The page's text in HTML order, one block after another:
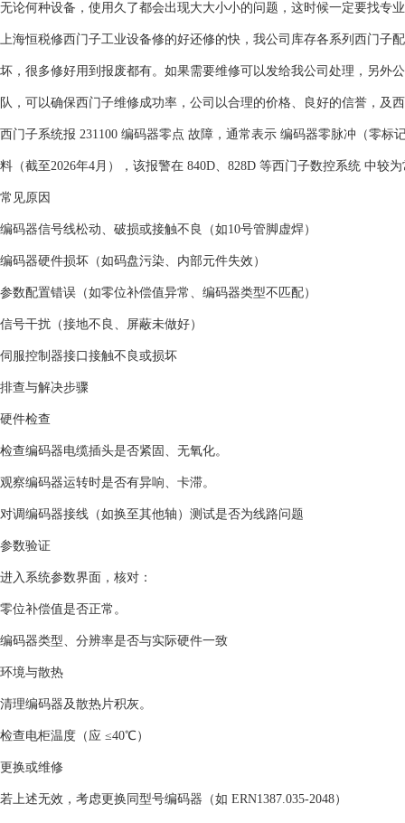
无论何种设备，使用久了都会出现大大小小的问题，这时候一定要找专
上海恒税修西门子工业设备修的好还修的快，我公司库存各系列西门子
坏，很多修好用到报废都有。如果需要维修可以发给我公司处理，另外
队，可以确保西门子维修成功率，公司以合理的价格、良好的信誉，及
西门子系统报 ‌231100 编码器零点‌ 故障，通常表示 ‌编码器零脉冲（零
料（截至2026年4月），该报警在 ‌840D、828D 等西门子数控系统‌ 中较
常见原因
‌编码器信号线松动、破损或接触不良‌（如10号管脚虚焊）‌
‌编码器硬件损坏‌（如码盘污染、内部元件失效）‌
‌参数配置错误‌（如零位补偿值异常、编码器类型不匹配）‌
‌信号干扰‌（接地不良、屏蔽未做好）‌
‌伺服控制器接口接触不良或损坏‌‌
排查与解决步骤
‌硬件检查‌
检查编码器电缆插头是否紧固、无氧化。
观察编码器运转时是否有异响、卡滞。
对调编码器接线（如换至其他轴）测试是否为线路问题‌
‌参数验证‌
进入系统参数界面，核对：
零位补偿值是否正常。
编码器类型、分辨率是否与实际硬件一致‌
‌环境与散热‌
清理编码器及散热片积灰。
检查电柜温度（应 ≤40℃）‌
‌更换或维修‌
若上述无效，考虑更换同型号编码器（如 ERN1387.035-2048）‌